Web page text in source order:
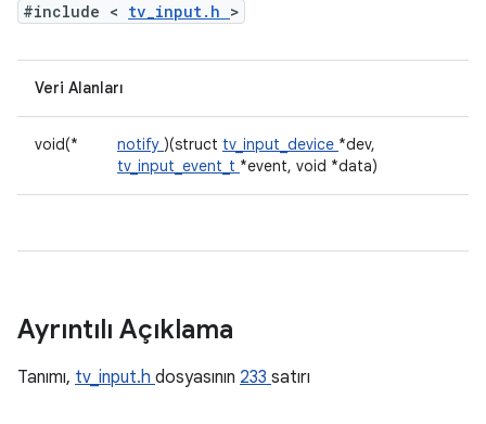
#include < tv_input.h >
Veri Alanları
void(* notify )(struct tv_input_device *dev,
tv_input_event_t *event, void *data)
Ayrıntılı Açıklama
Tanımı, tv_input.h dosyasının 233 satırı